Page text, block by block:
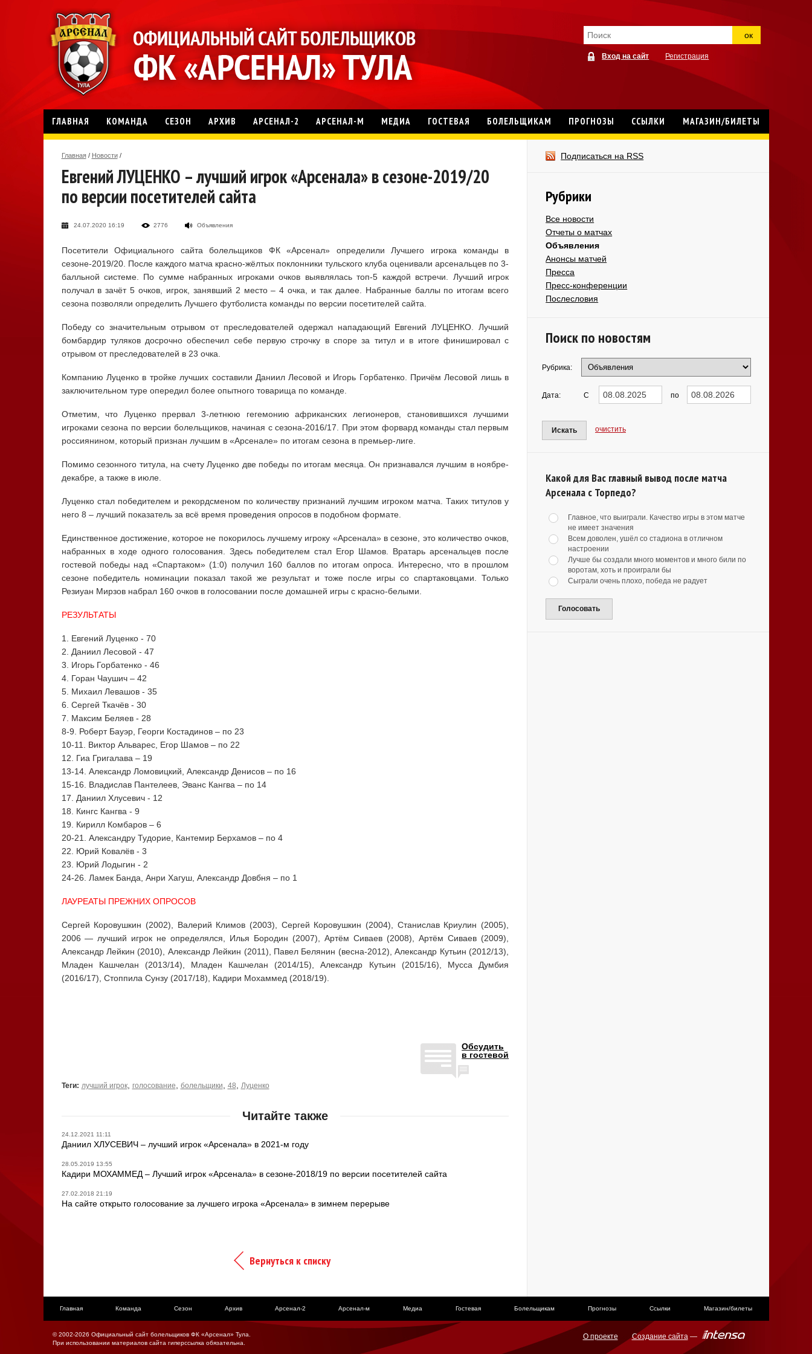
ок
Вход на сайт Регистрация
ГЛАВНАЯ КОМАНДА СЕЗОН АРХИВ АРСЕНАЛ-2 АРСЕНАЛ-М МЕДИА ГОСТЕВАЯ БОЛЕЛЬЩИКАМ ПРОГНОЗЫ ССЫЛКИ МАГАЗИН/БИЛЕТЫ
Главная / Новости /
Евгений ЛУЦЕНКО – лучший игрок «Арсенала» в сезоне-2019/20
по версии посетителей сайта
24.07.2020 16:19 2776 Объявления
Посетители Официального сайта болельщиков ФК «Арсенал» определили Лучшего игрока команды в
сезоне-2019/20. После каждого матча красно-жёлтых поклонники тульского клуба оценивали арсенальцев по 3-
балльной системе. По сумме набранных игроками очков выявлялась топ-5 каждой встречи. Лучший игрок
получал в зачёт 5 очков, игрок, занявший 2 место – 4 очка, и так далее. Набранные баллы по итогам всего
сезона позволяли определить Лучшего футболиста команды по версии посетителей сайта.
Победу со значительным отрывом от преследователей одержал нападающий Евгений ЛУЦЕНКО. Лучший
бомбардир туляков досрочно обеспечил себе первую строчку в споре за титул и в итоге финишировал с
отрывом от преследователей в 23 очка.
Компанию Луценко в тройке лучших составили Даниил Лесовой и Игорь Горбатенко. Причём Лесовой лишь в
заключительном туре опередил более опытного товарища по команде.
Отметим, что Луценко прервал 3-летнюю гегемонию африканских легионеров, становившихся лучшими
игроками сезона по версии болельщиков, начиная с сезона-2016/17. При этом форвард команды стал первым
россиянином, который признан лучшим в «Арсенале» по итогам сезона в премьер-лиге.
Помимо сезонного титула, на счету Луценко две победы по итогам месяца. Он признавался лучшим в ноябре-
декабре, а также в июле.
Луценко стал победителем и рекордсменом по количеству признаний лучшим игроком матча. Таких титулов у
него 8 – лучший показатель за всё время проведения опросов в подобном формате.
Единственное достижение, которое не покорилось лучшему игроку «Арсенала» в сезоне, это количество очков,
набранных в ходе одного голосования. Здесь победителем стал Егор Шамов. Вратарь арсенальцев после
гостевой победы над «Спартаком» (1:0) получил 160 баллов по итогам опроса. Интересно, что в прошлом
сезоне победитель номинации показал такой же результат и тоже после игры со спартаковцами. Только
Резиуан Мирзов набрал 160 очков в голосовании после домашней игры с красно-белыми.
РЕЗУЛЬТАТЫ
1. Евгений Луценко - 70
2. Даниил Лесовой - 47
3. Игорь Горбатенко - 46
4. Горан Чаушич – 42
5. Михаил Левашов - 35
6. Сергей Ткачёв - 30
7. Максим Беляев - 28
8-9. Роберт Бауэр, Георги Костадинов – по 23
10-11. Виктор Альварес, Егор Шамов – по 22
12. Гиа Григалава – 19
13-14. Александр Ломовицкий, Александр Денисов – по 16
15-16. Владислав Пантелеев, Эванс Кангва – по 14
17. Даниил Хлусевич - 12
18. Кингс Кангва - 9
19. Кирилл Комбаров – 6
20-21. Александру Тудорие, Кантемир Берхамов – по 4
22. Юрий Ковалёв - 3
23. Юрий Лодыгин - 2
24-26. Ламек Банда, Анри Хагуш, Александр Довбня – по 1
ЛАУРЕАТЫ ПРЕЖНИХ ОПРОСОВ
Сергей Коровушкин (2002), Валерий Климов (2003), Сергей Коровушкин (2004), Станислав Криулин (2005),
2006 — лучший игрок не определялся, Илья Бородин (2007), Артём Сиваев (2008), Артём Сиваев (2009),
Александр Лейкин (2010), Александр Лейкин (2011), Павел Белянин (весна-2012), Александр Кутьин (2012/13),
Младен Кашчелан (2013/14), Младен Кашчелан (2014/15), Александр Кутьин (2015/16), Мусса Думбия
(2016/17), Стоппила Сунзу (2017/18), Кадири Мохаммед (2018/19).
Обсудить
в гостевой
Теги: лучший игрок, голосование, болельщики, 48, Луценко
Читайте также
24.12.2021 11:11
Даниил ХЛУСЕВИЧ – лучший игрок «Арсенала» в 2021-м году
28.05.2019 13:55
Кадири МОХАММЕД – Лучший игрок «Арсенала» в сезоне-2018/19 по версии посетителей сайта
27.02.2018 21:19
На сайте открыто голосование за лучшего игрока «Арсенала» в зимнем перерыве
Вернуться к списку
Подписаться на RSS
Рубрики
Все новости
Отчеты о матчах
Объявления
Анонсы матчей
Пресса
Пресс-конференции
Послесловия
Поиск по новостям
Рубрика:
Дата: С по
Искать очистить
Какой для Вас главный вывод после матча
Арсенала с Торпедо?
Главное, что выиграли. Качество игры в этом матче
не имеет значения
Всем доволен, ушёл со стадиона в отличном
настроении
Лучше бы создали много моментов и много били по
воротам, хоть и проиграли бы
Сыграли очень плохо, победа не радует
Голосовать
Главная Команда Сезон Архив Арсенал-2 Арсенал-м Медиа Гостевая Болельщикам Прогнозы Ссылки Магазин/билеты
© 2002-2026 Официальный сайт болельщиков ФК «Арсенал» Тула.
При использовании материалов сайта гиперссылка обязательна.
О проекте Создание сайта—